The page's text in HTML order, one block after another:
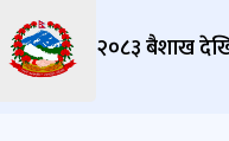
२०८३ बैशाख